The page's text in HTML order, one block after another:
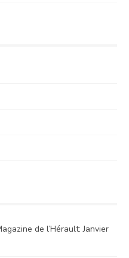
de l’Hérault: Janvier